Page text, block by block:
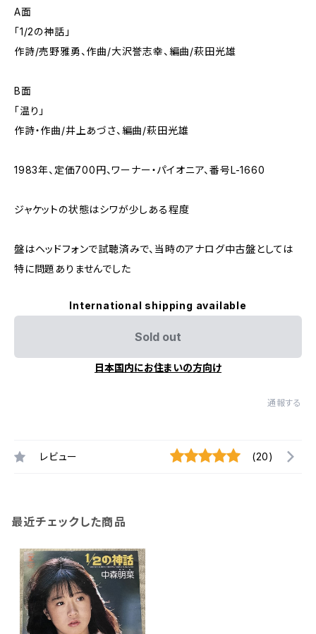
A面
「1/2の神話」
作詩/売野雅勇、作曲/大沢誉志幸、編曲/萩田光雄
B面
「温り」
作詩・作曲/井上あづさ、編曲/萩田光雄
1983年、定価700円、ワーナー・パイオニア、番号L-1660
ジャケットの状態はシワが少しある程度
盤はヘッドフォンで試聴済みで、当時のアナログ中古盤としては
特に問題ありませんでした
International shipping available
Sold out
日本国内にお住まいの方向け
通報する
レビュー (20)
最近チェックした商品